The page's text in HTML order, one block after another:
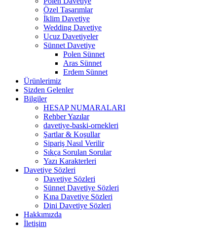
Özel Tasarımlar
İklim Davetiye
Wedding Davetiye
Ucuz Davetiyeler
Sünnet Davetiye
Polen Sünnet
Aras Sünnet
Erdem Sünnet
Ürünlerimiz
Sizden Gelenler
Bilgiler
HESAP NUMARALARI
Rehber Yazılar
davetiye-baski-ornekleri
Şartlar & Koşullar
Sipariş Nasıl Verilir
Sıkça Sorulan Sorular
Yazı Karakterleri
Davetiye Sözleri
Davetiye Sözleri
Sünnet Davetiye Sözleri
Kına Davetiye Sözleri
Dini Davetiye Sözleri
Hakkımızda
İletişim